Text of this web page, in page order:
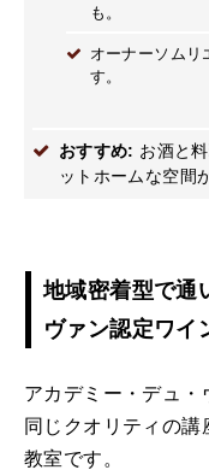
も。
オーナーソムリ
す。
おすすめ: お酒と
ットホームな空間
地域密着型で通
ヴァン認定ワイ
アカデミー・デュ・
同じクオリティの講
教室です。